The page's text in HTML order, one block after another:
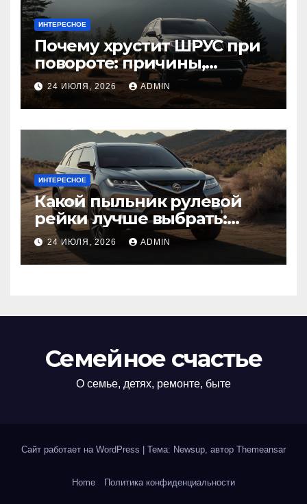
ИНТЕРЕСНОЕ
Почему хрустит ШРУС при
повороте: причины,
диагностика
24 ИЮЛЯ, 2026 ADMIN
ИНТЕРЕСНОЕ
Какой пыльник рулевой
рейки лучше выбрать:
оригинальный или аналог,
резина или полиуретан
24 ИЮЛЯ, 2026 ADMIN
Семейное счастье
О семье, детях, ремонте, быте
Сайт работает на WordPress Тема: Newsup, автор Themeansar
Home Политика конфиденциальности